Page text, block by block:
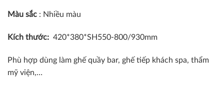
Màu sắc : Nhiều màu
Kích thước: 420*380*SH550-800/930mm
Phù hợp dùng làm ghế quầy bar, ghế tiếp khách spa, thẩm
mỹ viện,…